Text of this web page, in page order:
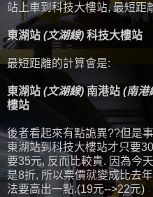
站上車到科技大樓站, 最短距
東湖站 (文湖線) 科技大樓站
最短距離的計算會是:
東湖站 (文湖線) 南港站 (南港
樓站
後者看起來有點詭異??但是
東湖站到科技大樓站才只要
要35元, 反而比較貴. 因為今
是8折, 所以票價就變成比去
法要高出一點.(19元-->22元)